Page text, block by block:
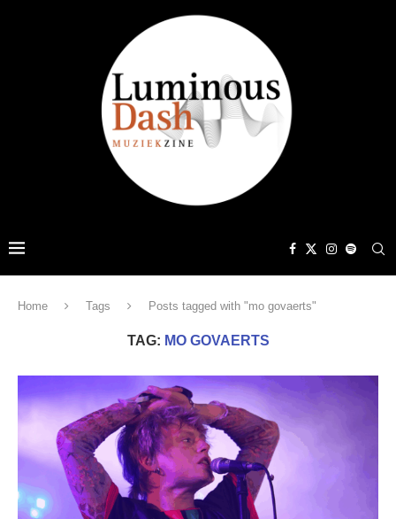
Home Tags Posts tagged with "mo govaerts"
TAG: MO GOVAERTS